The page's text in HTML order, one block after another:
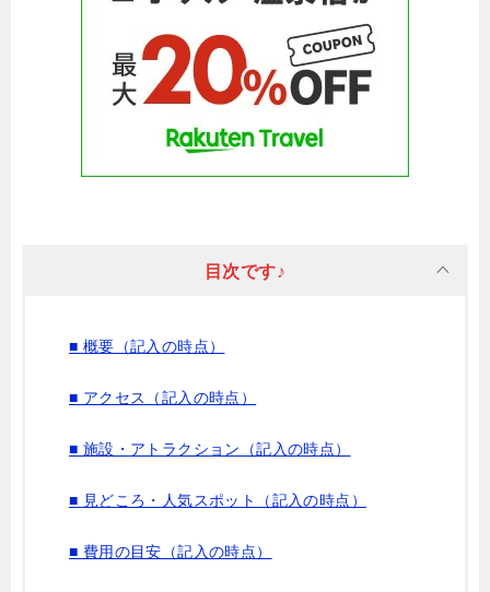
目次です♪
■ 概要（記入の時点）
■ アクセス（記入の時点）
■ 施設・アトラクション（記入の時点）
■ 見どころ・人気スポット（記入の時点）
■ 費用の目安（記入の時点）